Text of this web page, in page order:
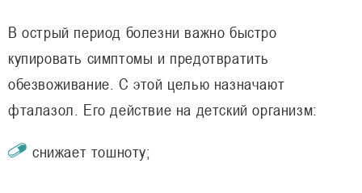
В острый период болезни важно быстро
купировать симптомы и предотвратить
обезвоживание. С этой целью назначают
фталазол. Его действие на детский организм:
снижает тошноту;